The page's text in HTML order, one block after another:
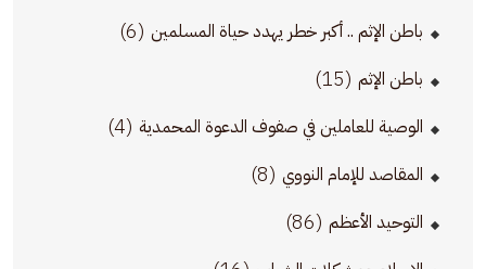
باطن الإثم .. أكبر خطر يهدد حياة المسلمين (6)
باطن الإثم (15)
الوصية للعاملين في صفوف الدعوة المحمدية (4)
المقاصد للإمام النووي (8)
التوحيد الأعظم (86)